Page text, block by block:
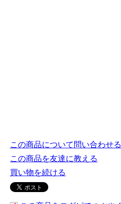
この商品について問い合わせる
この商品を友達に教える
買い物を続ける